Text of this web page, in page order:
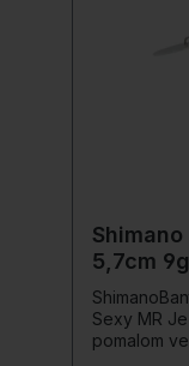
Shimano
5,7cm
Sexy MR
pomalom